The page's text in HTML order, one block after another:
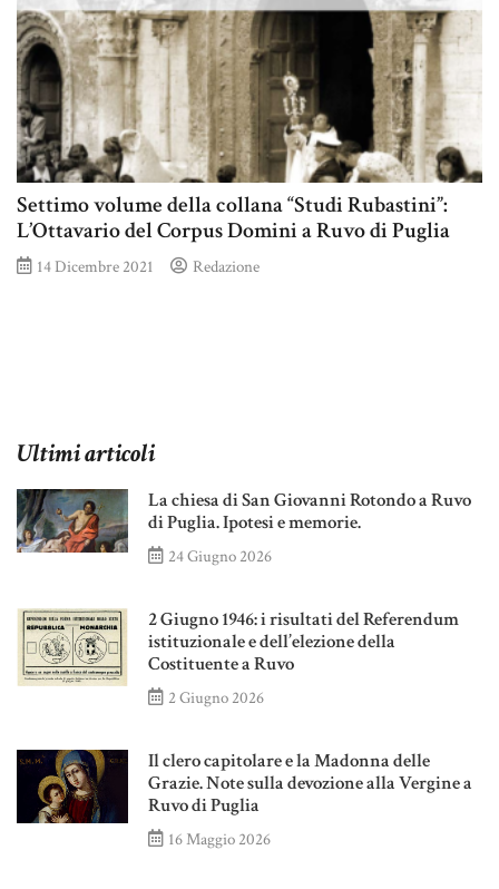
Settimo volume della collana “Studi Rubastini”:
L’Ottavario del Corpus Domini a Ruvo di Puglia
14 Dicembre 2021 Redazione
Ultimi articoli
La chiesa di San Giovanni Rotondo a Ruvo
di Puglia. Ipotesi e memorie.
24 Giugno 2026
2 Giugno 1946: i risultati del Referendum
istituzionale e dell’elezione della
Costituente a Ruvo
2 Giugno 2026
Il clero capitolare e la Madonna delle
Grazie. Note sulla devozione alla Vergine a
Ruvo di Puglia
16 Maggio 2026